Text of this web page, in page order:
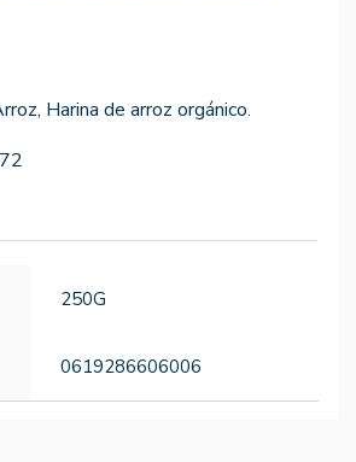
Harina de arroz orgánico.
250G
0619286606006